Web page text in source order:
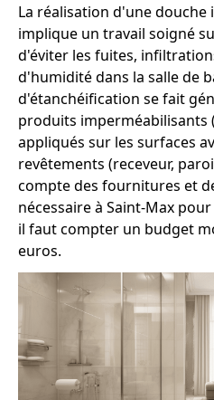
La réalisation d'une douche
implique un travail soigné
d'éviter les fuites,
d'humidité dans la salle de
d'étanchéification se fait
produits imperméabilisants
appliqués sur les surfaces
revêtements (receveur,
compte des fournitures et
nécessaire à Saint-Max
il faut compter un budget
euros.